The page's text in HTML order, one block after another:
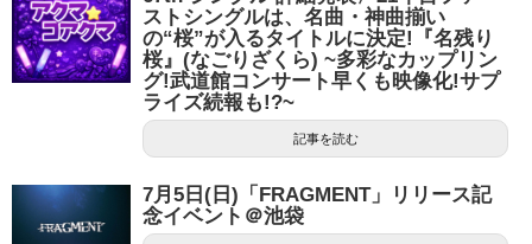
ストシングルは、名曲・神曲揃い
の“桜”が入るタイトルに決定!『名残り
桜』(なごりざくら) ~多彩なカップリン
グ!武道館コンサート早くも映像化!サプ
ライズ続報も!?~
記事を読む
7月5日(日)「FRAGMENT」リリース記
念イベント＠池袋